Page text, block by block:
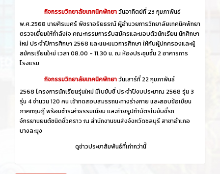
กิจกรรมวิทยาลัยเทคนิคพัทยาวันอาทิตย์ที่ 23 กุมภาพันธ์
พ.ศ.2568 นายศิรเมศร์ พัชราอริยธรณ์ ผู้อำนวยการวิทยาลัยเทคนิคพัทยา
ตรวจเยี่ยมให้กำลังใจ คณะกรรมการรับสมัครและมอบตัวนักเรียน นักศึกษา
ใหม่ ประจำปีการศึกษา 2568 และแนะแนวการศึกษา ให้กับผู้ปกครองและผู้
สมัครเรียนใหม่ เวลา 08.00 - 11.30 น. ณ ห้องประชุมชั้น 2 อาคารการ
โรงแรม
กิจกรรมวิทยาลัยเทคนิคพัทยาวันเสาร์ที่ 22 กุมภาพันธ์
2568 โครงการนักเรียนรุ่นใหม่ มีใบขับขี่ ประจำปีงบประมาณ 2568 รุ่น 3
รุ่น 4 จำนวน 120 คน เข้าทดสอบสมรรถนะทางร่างกาย และสอบข้อเขียน
ภาคทฤษฎี พร้อมชำระค่าธรรมเนียม และถ่ายรูปทำบัตรใบขับขี่รถ
จักรยานยนต์ชนิดชั่วคราว ณ สำนักงานขนส่งจังหวัดชลบุรี สาขาอำเภอ
บางละมุง
ดูข่าวประชาสัมพันธ์ที่เก่ากว่านี้